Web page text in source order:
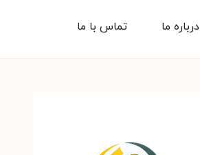
تماس با ما درباره ما